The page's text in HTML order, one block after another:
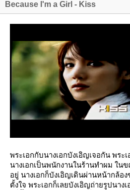
Because I'm a Girl - Kiss
พระเอกกับนางเอกบังเอิญเจอกัน พระ
นางเอกเป็นพนักงานในร้านทำผม ใน
อยู่ นางเอกก็บังเอิญเดินผ่านหน้ากล้อง
ตั้งใจ พระเอกก็เลยบังเอิญถ่ายรูปนาง